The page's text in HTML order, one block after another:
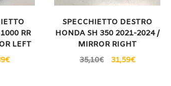
RR
LEFT
€
SPECCHIETTO DESTRO
HONDA SH 350 2021-2024 /
MIRROR RIGHT
35,10€ 31,59€